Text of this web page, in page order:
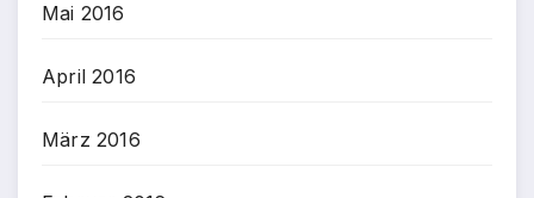
Mai 2016
April 2016
März 2016